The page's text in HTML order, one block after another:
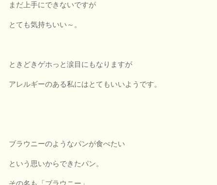
まだ上手にできないですが
とても気持ちいい～。
ときどきゲホっと涙目にもなりますが
アレルギーのある私にはとてもいいようです。
ブラウニーのようなパンが食べたい
という思いからできたパン。